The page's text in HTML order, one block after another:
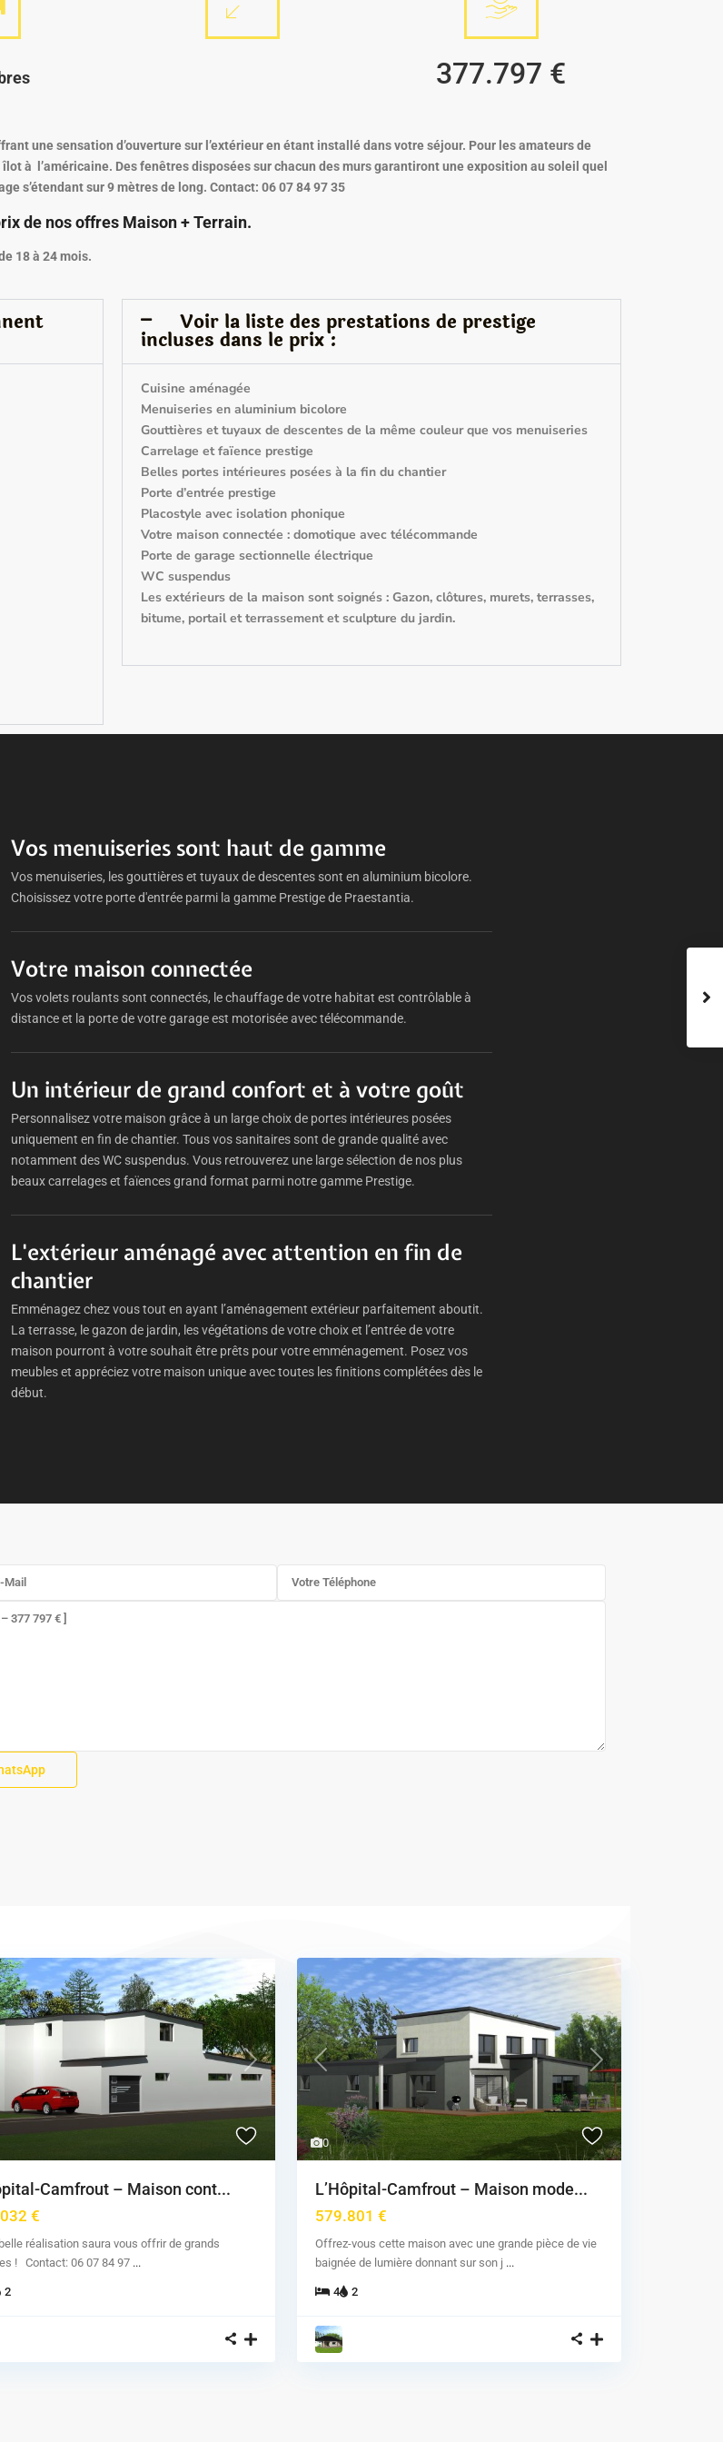
377.797 €
une sensation d’ouverture sur l’extérieur en étant installé dans votre séjour. Pour les amateurs de
à l’américaine. Des fenêtres disposées sur chacun des murs garantiront une exposition au soleil quel
s’étendant sur 9 mètres de long. Contact: 06 07 84 97 35
de nos offres Maison + Terrain.
18 à 24 mois.
Voir la liste des prestations de prestige
incluses dans le prix :
Cuisine aménagée
Menuiseries en aluminium bicolore
Gouttières et tuyaux de descentes de la même couleur que vos menuiseries
Carrelage et faïence prestige
Belles portes intérieures posées à la fin du chantier
Porte d’entrée prestige
Placostyle avec isolation phonique
Votre maison connectée : domotique avec télécommande
Porte de garage sectionnelle électrique
WC suspendus
Les extérieurs de la maison sont soignés : Gazon, clôtures, murets, terrasses,
bitume, portail et terrassement et sculpture du jardin.
Vos menuiseries sont haut de gamme
Vos menuiseries, les gouttières et tuyaux de descentes sont en aluminium bicolore.
Choisissez votre porte d'entrée parmi la gamme Prestige de Praestantia.
Votre maison connectée
Vos volets roulants sont connectés, le chauffage de votre habitat est contrôlable à
distance et la porte de votre garage est motorisée avec télécommande.
Un intérieur de grand confort et à votre goût
Personnalisez votre maison grâce à un large choix de portes intérieures posées
uniquement en fin de chantier. Tous vos sanitaires sont de grande qualité avec
notamment des WC suspendus. Vous retrouverez une large sélection de nos plus
beaux carrelages et faïences grand format parmi notre gamme Prestige.
L'extérieur aménagé avec attention en fin de
chantier
Emménagez chez vous tout en ayant l’aménagement extérieur parfaitement aboutit.
La terrasse, le gazon de jardin, les végétations de votre choix et l’entrée de votre
maison pourront à votre souhait être prêts pour votre emménagement. Posez vos
meubles et appréciez votre maison unique avec toutes les finitions complétées dès le
début.
Next
Camfrout – Maison cont...
€
réalisation saura vous offrir de grands
! Contact: 06 07 84 97 ...
2
0
Previous Next
L’Hôpital-Camfrout – Maison mode...
579.801 €
Offrez-vous cette maison avec une grande pièce de vie
baignée de lumière donnant sur son j ...
4 2